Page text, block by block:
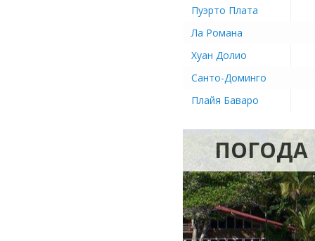
Пуэрто Плата
Ла Романа
Хуан Долио
Санто-Доминго
Плайя Баваро
ПОГОДА